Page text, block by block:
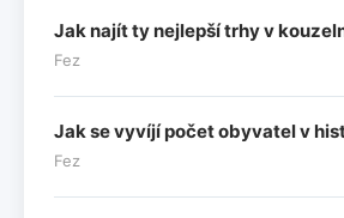
Jak najít ty nejlepší trhy v
Fez
Jak se vyvíjí počet obyvatel v
Fez